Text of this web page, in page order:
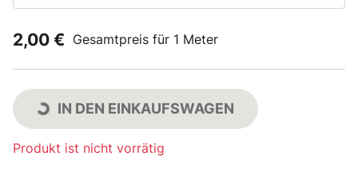
2,00 € Gesamtpreis für 1 Meter
IN DEN EINKAUFSWAGEN
Produkt ist nicht vorrätig